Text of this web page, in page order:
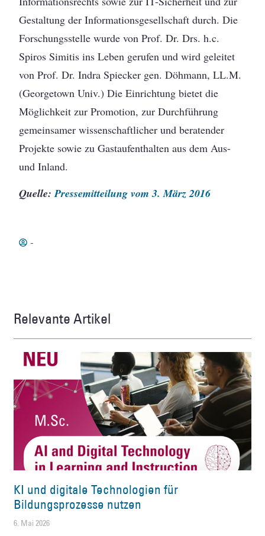
Gestaltung der Informationsgesellschaft durch. Die
Forschungsstelle wurde von Prof. Dr. Drs. h.c.
Spiros Simitis ins Leben gerufen und wird geleitet
von Prof. Dr. Indra Spiecker gen. Döhmann, LL.M.
(Georgetown Univ.) Die Einrichtung bietet die
Möglichkeit zur Promotion, zur Durchführung
gemeinsamer wissenschaftlicher und beratender
Projekte sowie zu Gastaufenthalten aus dem Aus-
und Inland.
Quelle:Pressemitteilung vom 3. März 2016
-
Relevante Artikel
KI und digitale Technologien für
Bildungsprozesse nutzen
6. Mai 2026